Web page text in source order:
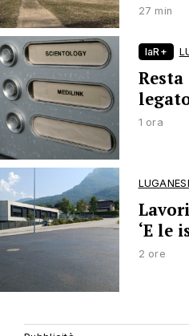
27 min
laR+
1 ora
‘E le
2 ore